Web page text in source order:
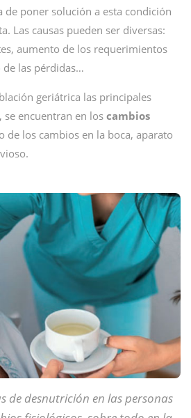
poner solución a esta condición
Las causas pueden ser diversas:
aumento de los requerimientos
las pérdidas…
geriátrica las principales
se encuentran en los cambios
de los cambios en la boca, aparato
de desnutrición en las personas